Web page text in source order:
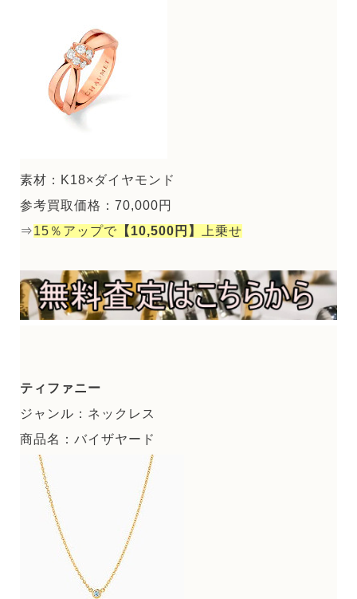
素材：K18×ダイヤモンド
参考買取価格：70,000円
⇒15％アップで 【10,500円】 上乗せ
ティファニー
ジャンル：ネックレス
商品名：バイザヤード